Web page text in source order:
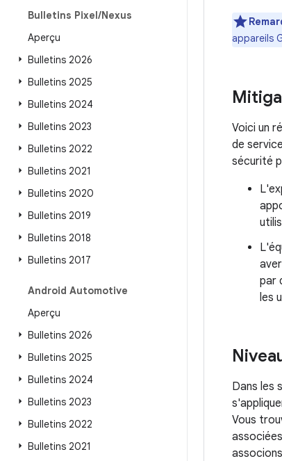
Bulletins Pixel/Nexus
Aperçu
Bulletins 2026
Bulletins 2025
Bulletins 2024
Bulletins 2023
Bulletins 2022
Bulletins 2021
Bulletins 2020
Bulletins 2019
Bulletins 2018
Bulletins 2017
Android Automotive
Aperçu
Bulletins 2026
Bulletins 2025
Bulletins 2024
Bulletins 2023
Bulletins 2022
Bulletins 2021
appareils
Voici un
de
sécurité
par
les
Dans les
Vous